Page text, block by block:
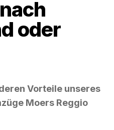
oder
Vorteile unseres
Moers Reggio